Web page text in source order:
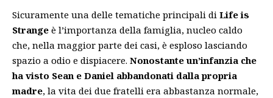
Sicuramente una delle tematiche principali di Life is
Strange è l’importanza della famiglia, nucleo caldo
che, nella maggior parte dei casi, è esploso lasciando
spazio a odio e dispiacere. Nonostante un’infanzia che
ha visto Sean e Daniel abbandonati dalla propria
madre, la vita dei due fratelli era abbastanza normale,